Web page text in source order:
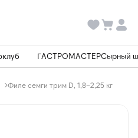
ГАСТРОМАСТЕРСырный
Филе семги трим D, 1,8–2,25 кг